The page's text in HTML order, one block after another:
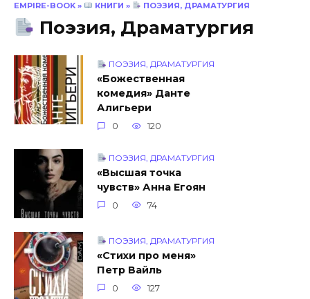
EMPIRE-BOOK » КНИГИ » ПОЭЗИЯ, ДРАМАТУРГИЯ
Поэзия, Драматургия
ПОЭЗИЯ, ДРАМАТУРГИЯ
«Божественная
комедия» Данте
Алигьери
0 120
ПОЭЗИЯ, ДРАМАТУРГИЯ
«Высшая точка
чувств» Анна Егоян
0 74
ПОЭЗИЯ, ДРАМАТУРГИЯ
«Стихи про меня»
Петр Вайль
0 127